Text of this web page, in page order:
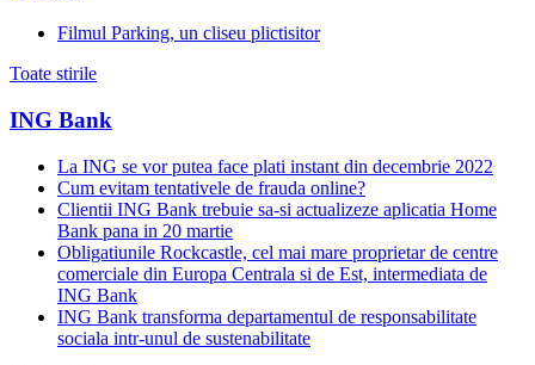
Filmul Parking, un cliseu plictisitor
Toate stirile
ING Bank
La ING se vor putea face plati instant din decembrie 2022
Cum evitam tentativele de frauda online?
Clientii ING Bank trebuie sa-si actualizeze aplicatia Home
Bank pana in 20 martie
Obligatiunile Rockcastle, cel mai mare proprietar de centre
comerciale din Europa Centrala si de Est, intermediata de
ING Bank
ING Bank transforma departamentul de responsabilitate
sociala intr-unul de sustenabilitate